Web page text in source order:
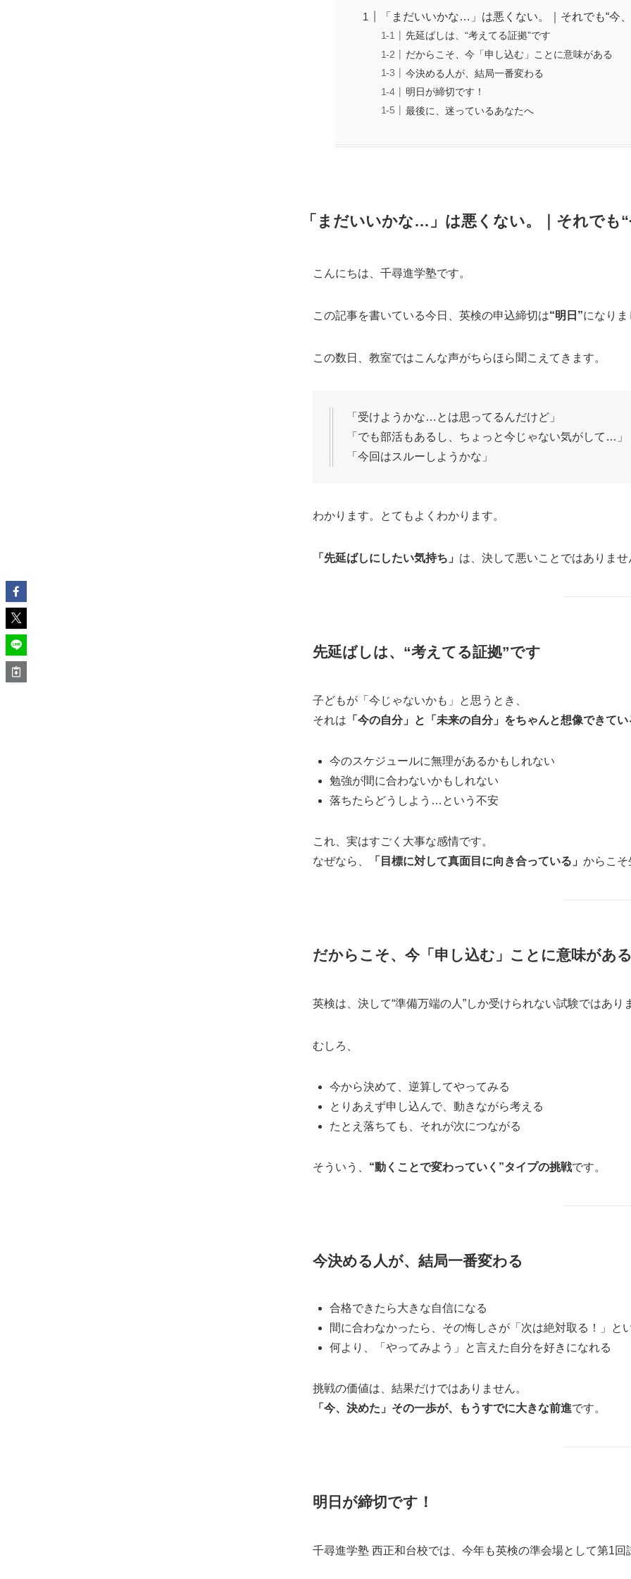
「まだいいかな…」は悪くない。｜それでも“今
先延ばしは、“考えてる証拠”です
だからこそ、今「申し込む」ことに意味がある
今決める人が、結局一番変わる
明日が締切です！
最後に、迷っているあなたへ
「まだいいかな…」は悪くない。｜それでも
こんにちは、千尋進学塾です。
この記事を書いている今日、英検の申込締切は“明日”になり
この数日、教室ではこんな声がちらほら聞こえてきます。
「受けようかな…とは思ってるんだけど」
「でも部活もあるし、ちょっと今じゃない気がして…」
「今回はスルーしようかな」
わかります。とてもよくわかります。
「先延ばしにしたい気持ち」 は、決して悪いことではありませ
先延ばしは、“考えてる証拠”です
子どもが「今じゃないかも」と思うとき、
それは 「今の自分」と「未来の自分」をちゃんと想像できて
今のスケジュールに無理があるかもしれない
勉強が間に合わないかもしれない
落ちたらどうしよう…という不安
これ、実はすごく大事な感情です。
なぜなら、
「目標に対して真面目に向き合っている」 からこそ
だからこそ、今「申し込む」ことに意味があ
英検は、決して“準備万端の人”しか受けられない試験ではあり
むしろ、
今から決めて、逆算してやってみる
とりあえず申し込んで、動きながら考える
たとえ落ちても、それが次につながる
そういう、 “動くことで変わっていく”タイプの挑戦です。
今決める人が、結局一番変わる
合格できたら大きな自信になる
間に合わなかったら、その悔しさが「次は絶対取る！」と
何より、「やってみよう」と言えた自分を好きになれる
挑戦の価値は、結果だけではありません。
「今、決めた」その一歩が、もうすでに大きな前進です。
明日が締切です！
千尋進学塾 西正和台校では、今年も英検の準会場として第1回